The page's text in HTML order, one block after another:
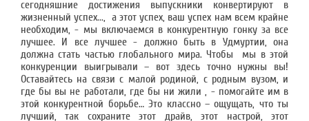
сегодняшние достижения выпускники конвертируют в
жизненный успех..., а этот успех, ваш успех нам всем крайне
необходим, - мы включаемся в конкурентную гонку за все
лучшее. И все лучшее - должно быть в Удмуртии, она
должна стать частью глобального мира. Чтобы мы в этой
конкуренции выигрывали – вот здесь точно нужны вы!
Оставайтесь на связи с малой родиной, с родным вузом, и
где бы вы не работали, где бы ни жили , - помогайте им в
этой конкурентной борьбе… Это классно – ощущать, что ты
лучший, так сохраните этот драйв, этот настрой, этот